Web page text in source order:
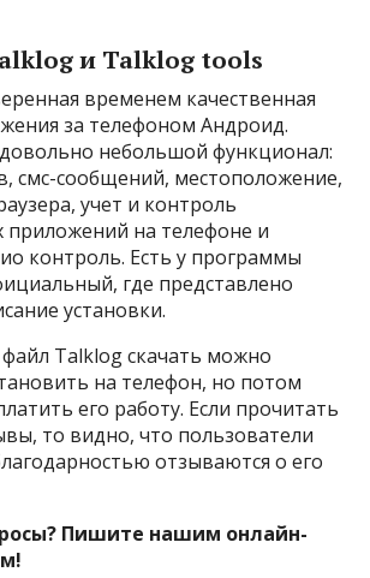
и Talklog tools
временем качественная
за телефоном Андроид.
небольшой функционал:
смс-сообщений, местоположение,
учет и контроль
приложений на телефоне и
контроль. Есть у программы
где представлено
установки.
Talklog скачать можно
на телефон, но потом
его работу. Если прочитать
то видно, что пользователи
отзываются о его
Пишите нашим онлайн-